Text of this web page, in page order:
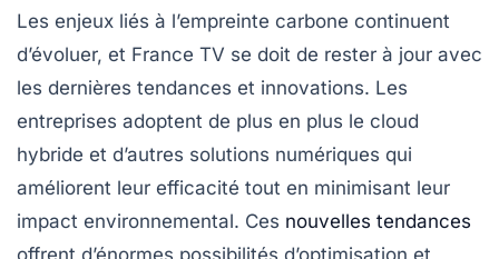
Les enjeux liés à l’empreinte carbone continuent
d’évoluer, et France TV se doit de rester à jour avec
les dernières tendances et innovations. Les
entreprises adoptent de plus en plus le cloud
hybride et d’autres solutions numériques qui
améliorent leur efficacité tout en minimisant leur
impact environnemental. Ces nouvelles tendances